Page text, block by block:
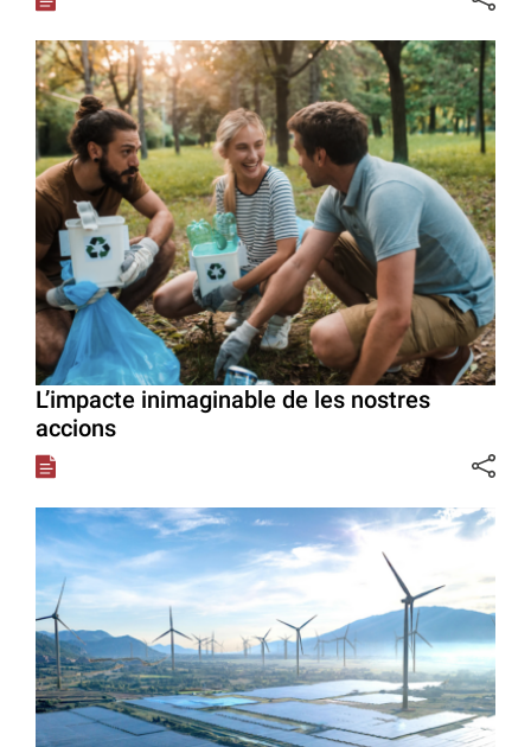
L’impacte inimaginable de les nostres
accions